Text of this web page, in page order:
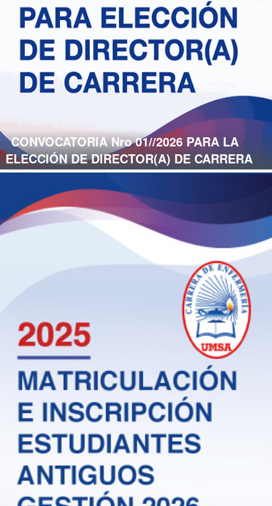
CONVOCATORIA Nro 01//2026 PARA LA
ELECCIÓN DE DIRECTOR(A) DE CARRERA